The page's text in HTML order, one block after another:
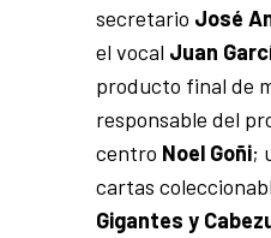
secretario José
el vocal Juan
producto final de
responsable del
centro Noel Goñi;
cartas
Gigantes y